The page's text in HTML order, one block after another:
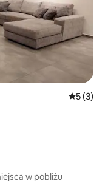
Średnia
5 (3)
w pobliżu